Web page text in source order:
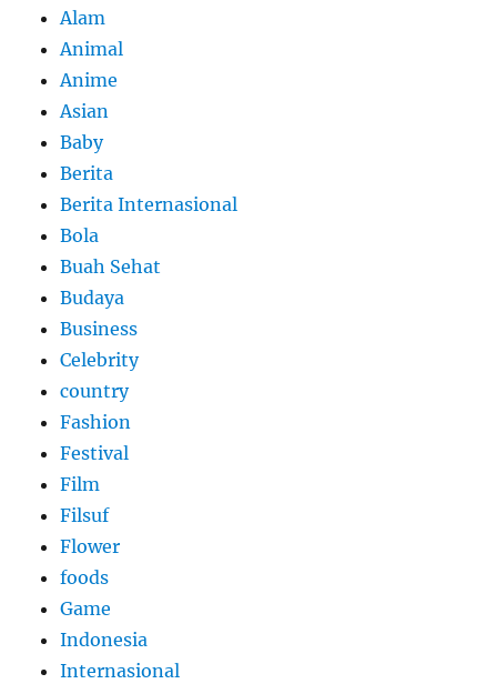
Alam
Animal
Anime
Asian
Baby
Berita
Berita Internasional
Bola
Buah Sehat
Budaya
Business
Celebrity
country
Fashion
Festival
Film
Filsuf
Flower
foods
Game
Indonesia
Internasional